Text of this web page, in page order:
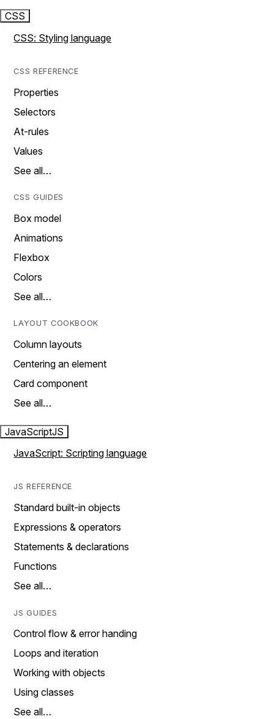
CSS
CSS: Styling language
CSS REFERENCE
Properties
Selectors
At-rules
Values
See all…
CSS GUIDES
Box model
Animations
Flexbox
Colors
See all…
LAYOUT COOKBOOK
Column layouts
Centering an element
Card component
See all…
JavaScriptJS
JavaScript: Scripting language
JS REFERENCE
Standard built-in objects
Expressions & operators
Statements & declarations
Functions
See all…
JS GUIDES
Control flow & error handing
Loops and iteration
Working with objects
Using classes
See all…